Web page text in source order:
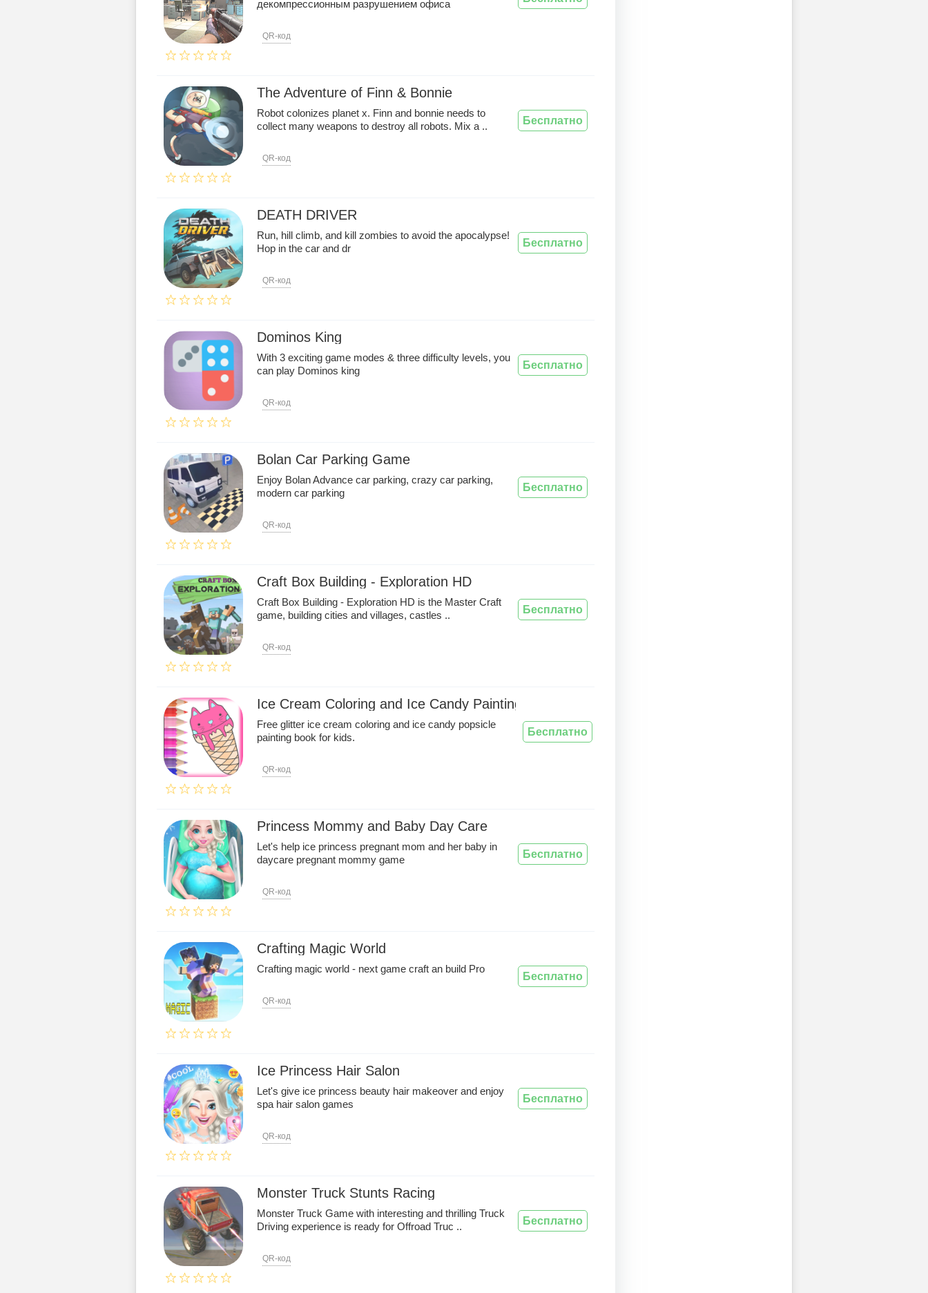
декомпрессионным разрушением офиса
QR-код
The Adventure of Finn & Bonnie
Robot colonizes planet x. Finn and bonnie needs to
collect many weapons to destroy all robots. Mix a ..
QR-код
Бесплатно
DEATH DRIVER
Run, hill climb, and kill zombies to avoid the apocalypse!
Hop in the car and dr
QR-код
Бесплатно
Dominos King
With 3 exciting game modes & three difficulty levels, you
can play Dominos king
QR-код
Бесплатно
Bolan Car Parking Game
Enjoy Bolan Advance car parking, crazy car parking,
modern car parking
QR-код
Бесплатно
Craft Box Building - Exploration HD
Craft Box Building - Exploration HD is the Master Craft
game, building cities and villages, castles ..
QR-код
Бесплатно
Ice Cream Coloring and Ice Candy Painting Book
Free glitter ice cream coloring and ice candy popsicle
painting book for kids.
QR-код
Бесплатно
Princess Mommy and Baby Day Care
Let's help ice princess pregnant mom and her baby in
daycare pregnant mommy game
QR-код
Бесплатно
Crafting Magic World
Crafting magic world - next game craft an build Pro
QR-код
Бесплатно
Ice Princess Hair Salon
Let's give ice princess beauty hair makeover and enjoy
spa hair salon games
QR-код
Бесплатно
Monster Truck Stunts Racing
Monster Truck Game with interesting and thrilling Truck
Driving experience is ready for Offroad Truc ..
QR-код
Бесплатно